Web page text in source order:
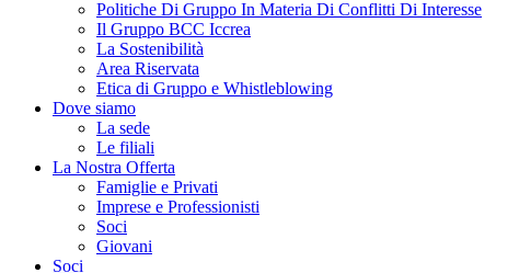
Politiche Di Gruppo In Materia Di Conflitti Di Interesse
Il Gruppo BCC Iccrea
La Sostenibilità
Area Riservata
Etica di Gruppo e Whistleblowing
Dove siamo
La sede
Le filiali
La Nostra Offerta
Famiglie e Privati
Imprese e Professionisti
Soci
Giovani
Soci